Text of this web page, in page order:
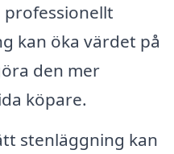
professionellt
kan öka värdet på
den mer
köpare.
stenläggning kan